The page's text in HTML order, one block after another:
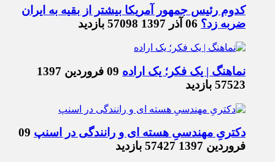
کدوم رئیس جمهور آمریکا بیشتر از بقیه به ایران
ضربه زد؟ 06 آذر 1397 57098 بازدید
نماهنگ | یک فکر؛ یک اراده 09 فروردین 1397
57523 بازدید
دکتریِ مهندسیِ هسته ای و رانندگی در اسنپ 09
فروردین 1397
57427 بازدید